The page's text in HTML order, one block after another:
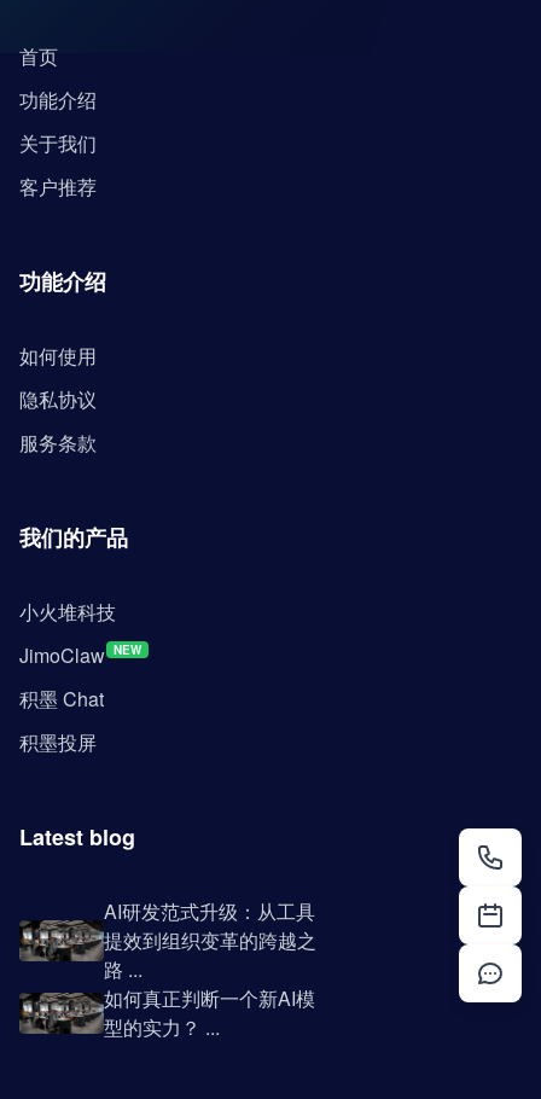
首页
功能介绍
关于我们
客户推荐
功能介绍
如何使用
隐私协议
服务条款
我们的产品
小火堆科技
JimoClaw NEW
积墨 Chat
积墨投屏
Latest blog
AI研发范式升级：从工具
提效到组织变革的跨越之
路 ...
如何真正判断一个新AI模
型的实力？ ...